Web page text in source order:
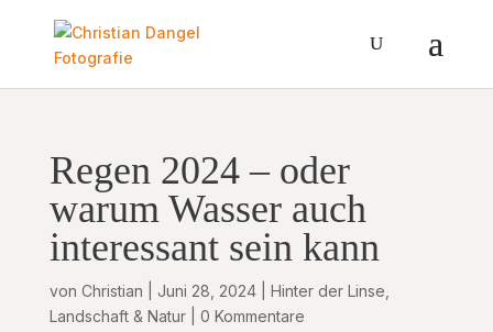
Regen 2024 – oder
warum Wasser auch
interessant sein kann
von Christian Juni 28, 2024| Hinter der Linse
Landschaft & Natur| 0 Kommentare